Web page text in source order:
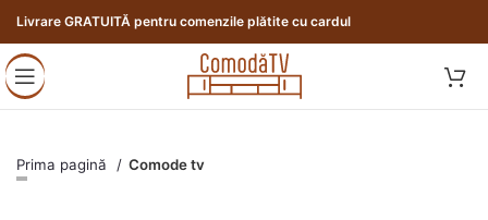
Livrare GRATUITĂ pentru comenzile plătite cu cardul
Prima pagină Comode tv